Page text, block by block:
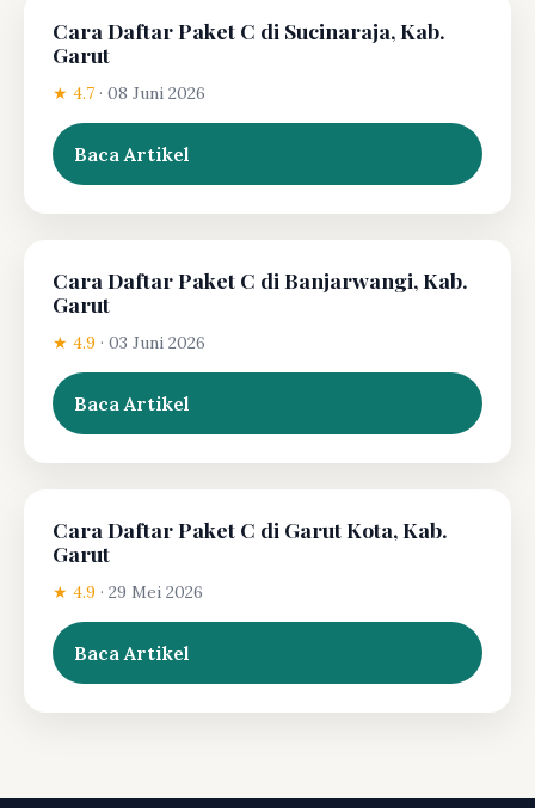
Cara Daftar Paket C di Sucinaraja, Kab.
Garut
★ 4.7 · 08 Juni 2026
Baca Artikel
Cara Daftar Paket C di Banjarwangi, Kab.
Garut
★ 4.9 · 03 Juni 2026
Baca Artikel
Cara Daftar Paket C di Garut Kota, Kab.
Garut
★ 4.9 · 29 Mei 2026
Baca Artikel